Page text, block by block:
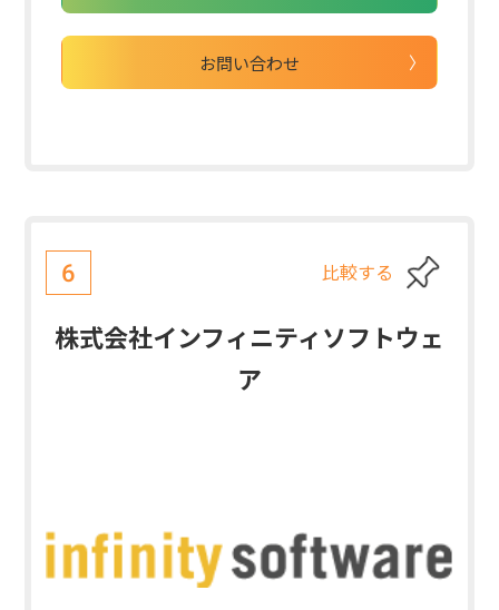
お問い合わせ
6 比較する
株式会社インフィニティソフトウェ
ア